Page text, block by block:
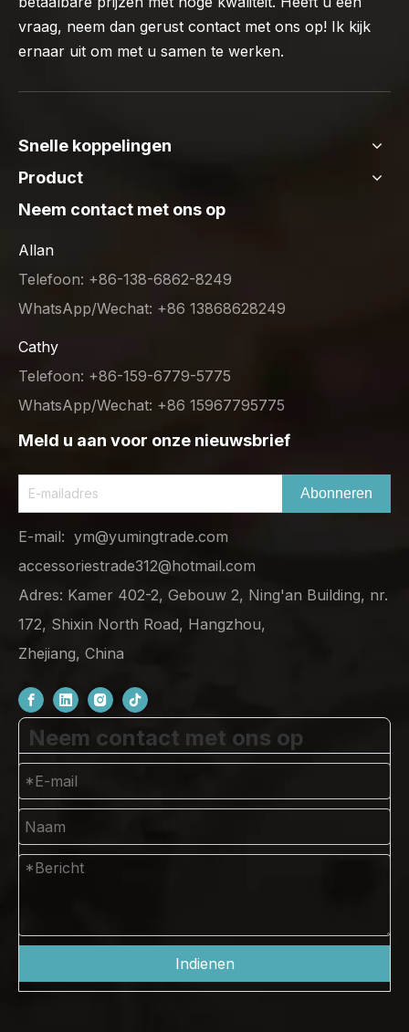
vraag, neem dan gerust contact met ons op! Ik kijk
ernaar uit om met u samen te werken.
Snelle koppelingen
Product
Neem contact met ons op
Allan
Telefoon: +86-138-6862-8249
WhatsApp/Wechat: +86 13868628249
Cathy
Telefoon: +86-159-6779-5775
WhatsApp/Wechat: +86 15967795775
Meld u aan voor onze nieuwsbrief
Abonneren
E-mail: ym@yumingtrade.com
accessoriestrade312@hotmail.com
Adres: Kamer 402-2, Gebouw 2, Ning'an Building, nr.
172, Shixin North Road, Hangzhou,
Zhejiang, China
Neem contact met ons op
Indienen